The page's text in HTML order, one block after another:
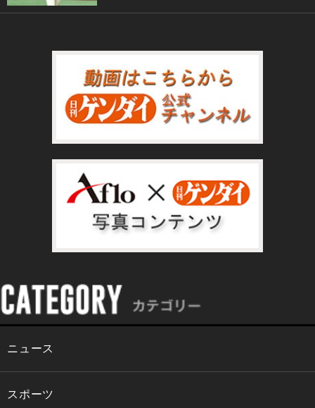
ニュース
スポーツ